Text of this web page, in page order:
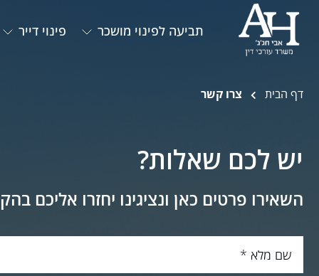
תביעה לפינוי מושכר פינוי דייר
דף הבית צרו קשר
יש לכם שאלות?
השאירו פרטים כאן ונציגינו יחזרו אליכם